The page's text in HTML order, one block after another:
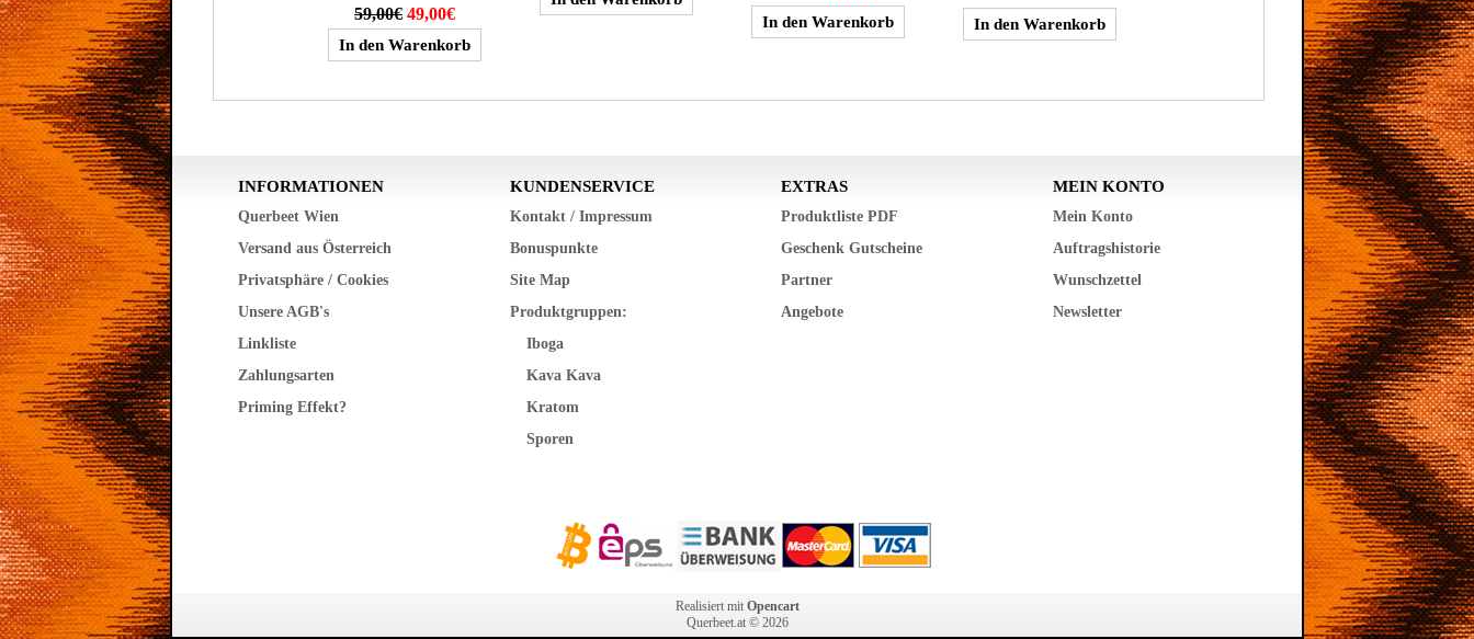
59,00€ 49,00€
INFORMATIONEN
Querbeet Wien
Versand aus Österreich
Privatsphäre / Cookies
Unsere AGB's
Linkliste
Zahlungsarten
Priming Effekt?
KUNDENSERVICE
Kontakt / Impressum
Bonuspunkte
Site Map
Produktgruppen:
Iboga
Kava Kava
Kratom
Sporen
EXTRAS
Produktliste PDF
Geschenk Gutscheine
Partner
Angebote
MEIN KONTO
Mein Konto
Auftragshistorie
Wunschzettel
Newsletter
Realisiert mit Opencart
Querbeet.at © 2026